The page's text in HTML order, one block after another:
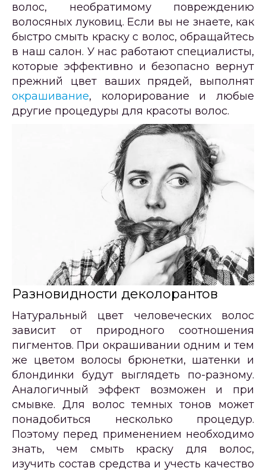
волос, необратимому повреждению
волосяных луковиц. Если вы не знаете, как
быстро смыть краску с волос, обращайтесь
в наш салон. У нас работают специалисты,
которые эффективно и безопасно вернут
прежний цвет ваших прядей, выполнят
окрашивание, колорирование и любые
другие процедуры для красоты волос.
Разновидности деколорантов
Натуральный цвет человеческих волос
зависит от природного соотношения
пигментов. При окрашивании одним и тем
же цветом волосы брюнетки, шатенки и
блондинки будут выглядеть по-разному.
Аналогичный эффект возможен и при
смывке. Для волос темных тонов может
понадобиться несколько процедур.
Поэтому перед применением необходимо
знать, чем смыть краску для волос,
изучить состав средства и учесть качество